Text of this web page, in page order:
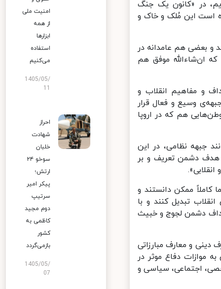
در «کانون یک جنگ
است این مُلک و خاک و
و بعضی هم عامدانه در
ان‌شاءالله موفق هم
و مفاهیم انقلاب و
وسیع و فعال قرار
هم که در اروپا
جبهه نظامی، در این
دشمن تعریف و بر
ممکن دانستند و
تبدیل کنند و با
دشمن لجوج و خبیث
و معارف مبارزاتی
دفاع موثر در
اجتماعی، سیاسی و
امنیت ملی
از همه
ابزارها
استفاده
می‌کنیم
1405/05/
احراز
شهادت
خلبان
سوخو ۲۴
ارتش؛
پیکر امیر
سرتیپ
دوم مجید
کاظمی به
کشور
بازمی‌گردد
1405/05/
07